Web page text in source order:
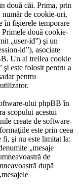
două căi. Prima, prin
de cookie-uri,
în fişierele temporare
două cookie-
„user-id”) şi un
id”), asociate
Un al treilea cookie
şi este folosit pentru a
pentru
ului phpBB în
scopului acestui
create de software-
este prin ceea
fi, şi nu este limitat la:
„mesaje
de
după